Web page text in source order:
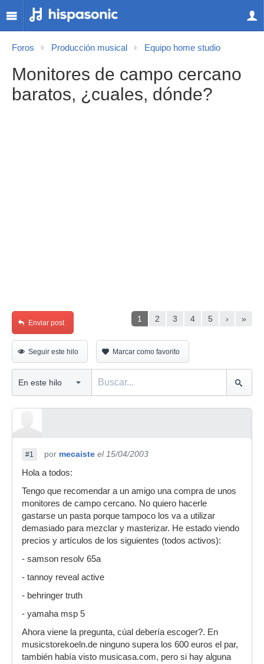
Foros Producción musical Equipo home studio
Monitores de campo cercano
baratos, ¿cuales, dónde?
1 2 3 4 5 › »
Enviar post
Seguir este hilo Marcar como favorito
#1 por mecaiste el 15/04/2003
Hola a todos:
Tengo que recomendar a un amigo una compra de unos
monitores de campo cercano. No quiero hacerle
gastarse un pasta porque tampoco los va a utilizar
demasiado para mezclar y masterizar. He estado viendo
precios y artículos de los siguientes (todos activos):
- samson resolv 65a
- tannoy reveal active
- behringer truth
- yamaha msp 5
Ahora viene la pregunta, cúal debería escoger?. En
musicstorekoeln.de ninguno supera los 600 euros el par,
también había visto musicasa.com, pero si hay alguna